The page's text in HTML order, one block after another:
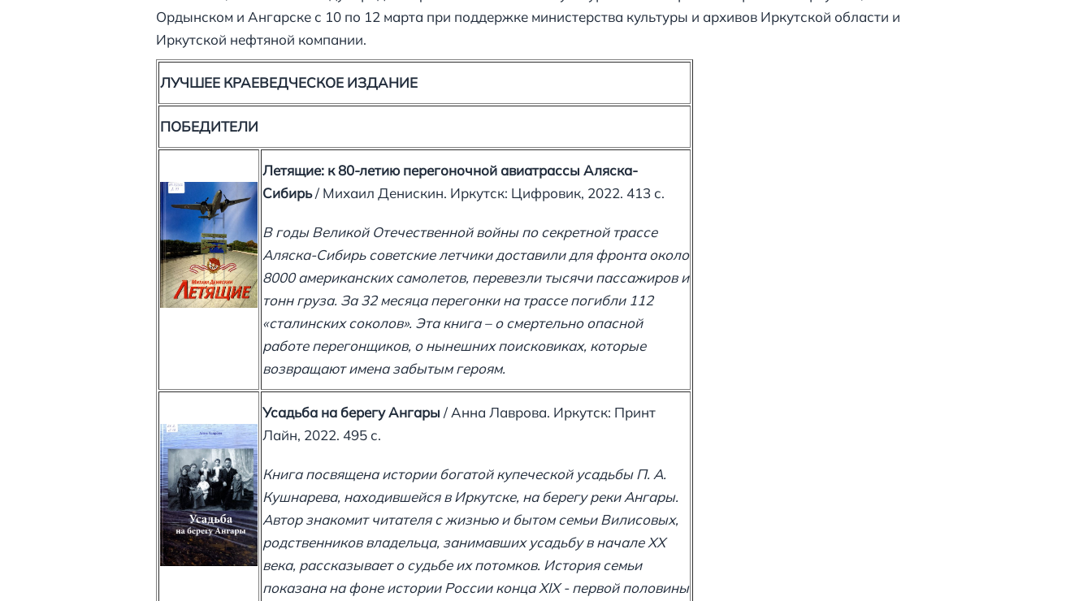
Ордынском и Ангарске с 10 по 12 марта при поддержке министерства культуры и архивов Иркутской области и
Иркутской нефтяной компании.
ЛУЧШЕЕ КРАЕВЕДЧЕСКОЕ ИЗДАНИЕ
ПОБЕДИТЕЛИ
Летящие: к 80-летию перегоночной авиатрассы Аляска-
Сибирь/ Михаил Денискин. Иркутск: Цифровик, 2022. 413 с.
В годы Великой Отечественной войны по секретной трассе
Аляска-Сибирь советские летчики доставили для фронта около
8000 американских самолетов, перевезли тысячи пассажиров и
тонн груза. За 32 месяца перегонки на трассе погибли 112
«сталинских соколов». Эта книга – о смертельно опасной
работе перегонщиков, о нынешних поисковиках, которые
возвращают имена забытым героям.
Усадьба на берегу Ангары / Анна Лаврова. Иркутск: Принт
Лайн, 2022. 495 с.
Книга посвящена истории богатой купеческой усадьбы П. А.
Кушнарева, находившейся в Иркутске, на берегу реки Ангары.
Автор знакомит читателя с жизнью и бытом семьи Вилисовых,
родственников владельца, занимавших усадьбу в начале XX
века, рассказывает о судьбе их потомков. История семьи
показана на фоне истории России конца XIX - первой половины